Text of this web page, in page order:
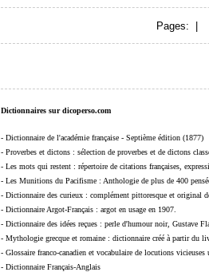
Pages: |
Dictionnaires sur dicoperso.com
- Dictionnaire de l'académie française - Septième édition (1877)
- Proverbes et dictons : sélection de proverbes et de dictons
- Les mots qui restent : répertoire de citations françaises,
- Les Munitions du Pacifisme : Anthologie de plus de 400
- Dictionnaire des curieux : complément pittoresque et original
- Dictionnaire Argot-Français : argot en usage en 1907.
- Dictionnaire des idées reçues : perle d'humour noir, Gustave
- Mythologie grecque et romaine : dictionnaire créé à partir du
- Glossaire franco-canadien et vocabulaire de locutions vicieuses
- Dictionnaire Français-Anglais